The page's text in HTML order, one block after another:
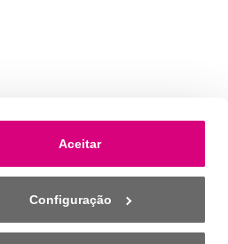
Aceitar
Configuração